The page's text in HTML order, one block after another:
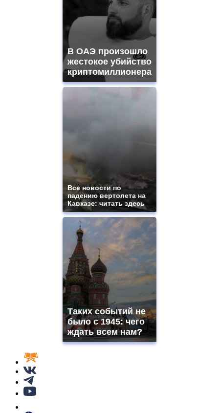
В ОАЭ произошло
жестокое убийство
криптомиллионера
Все новости по
падению вертолета на
Кавказе: читать здесь
Таких событий не
было с 1945: чего
ждать всем нам?